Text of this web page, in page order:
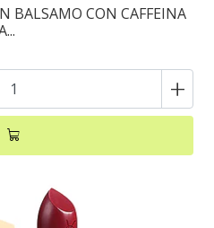
BALSAMO CON CAFFEINA
+